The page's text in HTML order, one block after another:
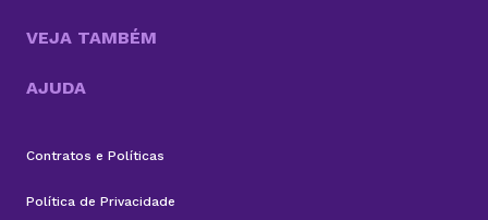
VEJA TAMBÉM
AJUDA
Contratos e Políticas
Política de Privacidade